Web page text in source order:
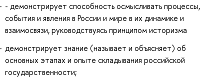
- демонстрирует способность осмысливать процессы,
события и явления в России и мире в их динамике и
взаимосвязи, руководствуясь принципом историзма
демонстрирует знание (называет и объясняет) об
основных этапах и опыте складывания российской
государственности;